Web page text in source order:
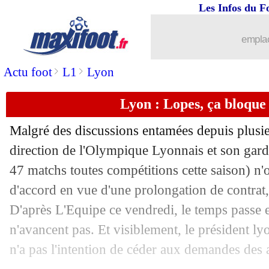
Actu foot> L1 > Lyon
Les Infos du
Lyon : Lopes, ça
Malgré des discussions entamées depuis
direction de l'Olympique Lyonnais et son
47 matchs toutes compétitions cette saison)
d'accord en vue d'une prolongation de
D'après L'Equipe ce vendredi, le temps passe
n'avancent pas. Et visiblement, le président
n'a pas l'intention de céder aux demandes
Monaco : N'Doram file vers un prêt
07/06 Nantes: Djidji définitivement au
: toujours dans le coup pour
07/06 Montpellier: ça se bouscule pour
07/06 OM: Balotelli, une nouvelle piste en
07/06 Man Utd : Daniel James, c'est fait
07/06 Rennes: un amical contre Chelsea
07/06 Monaco: un intérêt pour le jeune